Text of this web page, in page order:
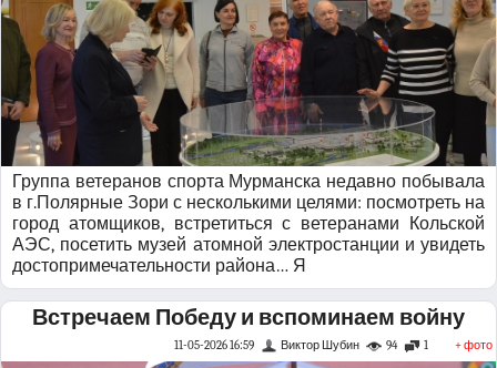
Группа ветеранов спорта Мурманска недавно побывала
в г.Полярные Зори с несколькими целями: посмотреть на
город атомщиков, встретиться с ветеранами Кольской
АЭС, посетить музей атомной электростанции и увидеть
достопримечательности района… Я
Встречаем Победу и вспоминаем войну
+ фото
1
94
Виктор Шубин
11-05-2026 16:59